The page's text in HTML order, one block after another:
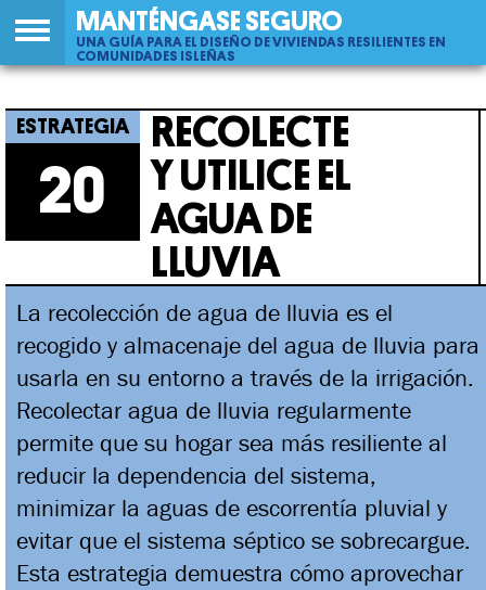
Jump
to
navigation
MANTÉNGASE SEGURO
UNA GUÍA PARA EL DISEÑO DE VIVIENDAS RESILIENTES EN
COMUNIDADES ISLEÑAS
Back
to
top
20
Recolecte Y Utilice El Agua De Lluvia
20
RECOLECTE
Y UTILICE EL
AGUA DE
LLUVIA
La recolección de agua de lluvia es el
recogido y almacenaje del agua de lluvia para
usarla en su entorno a través de la irrigación.
Recolectar agua de lluvia regularmente
permite que su hogar sea más resiliente al
reducir la dependencia del sistema,
minimizar la aguas de escorrentía pluvial y
evitar que el sistema séptico se sobrecargue.
Esta estrategia demuestra cómo aprovechar